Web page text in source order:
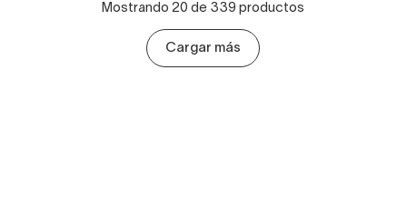
Mostrando 20 de 339 productos
Cargar más